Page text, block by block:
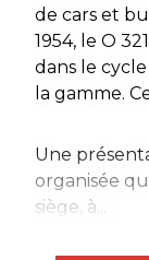
de cars et
1954, le O
dans le
la gamme.
Une
organisée
siège, à...